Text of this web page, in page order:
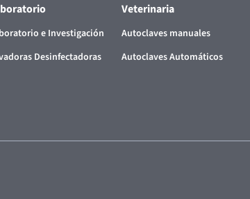
e Investigación
Desinfectadoras
Veterinaria
Autoclaves manuales
Autoclaves Automáticos